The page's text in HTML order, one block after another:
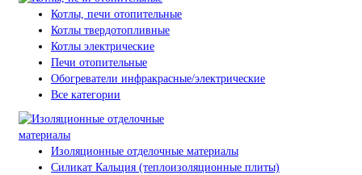
Котлы, печи отопительные
Котлы твердотопливные
Котлы электрические
Печи отопительные
Обогреватели инфракрасные/электрические
Все категории
Изоляционные отделочные материалы
Силикат Кальция (теплоизоляционные плиты)